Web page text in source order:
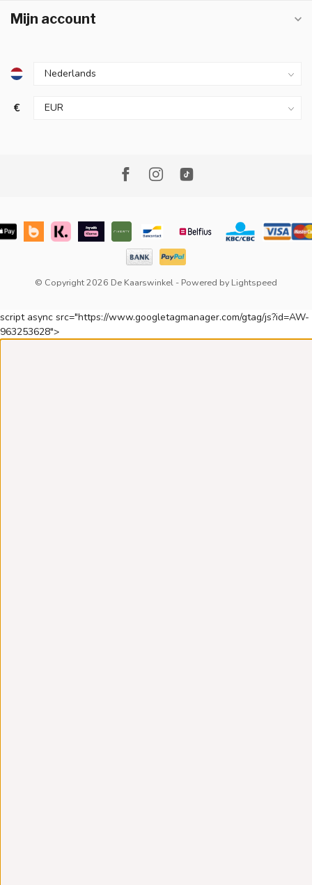
Mijn account
€
© Copyright 2026 De Kaarswinkel - Powered by Lightspeed
script async src="https://www.googletagmanager.com/gtag/js?id=AW-
963253628">